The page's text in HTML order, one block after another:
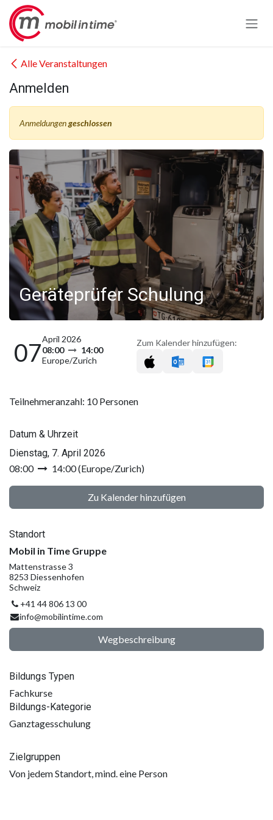
Zum Inhalt springen
Alle Veranstaltungen
Anmelden
Anmeldungengeschlossen
Geräteprüfer Schulung
07April 2026
08:00
14:00
Europe/Zurich
Zum Kalender hinzufügen:
Teilnehmeranzahl: 10 Personen
Datum & Uhrzeit
Dienstag, 7. April 2026
08:00
14:00(Europe/Zurich)
Zu Kalender hinzufügen
Standort
Mobil in Time Gruppe
Mattenstrasse 3
8253 Diessenhofen
Schweiz
+41 44 806 13 00
info@mobilintime.com
Wegbeschreibung
Bildungs Typen
Fachkurse
Bildungs-Kategorie
Ganztagesschulung
Zielgruppen
Von jedem Standort, mind. eine Person